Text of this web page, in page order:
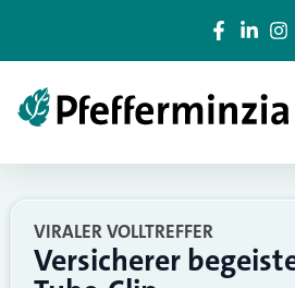
VIRALER VOLLTREFFER
Versicherer